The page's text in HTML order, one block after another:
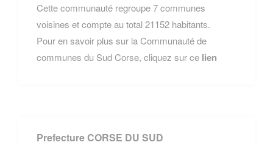
Cette communauté regroupe 7 communes
voisines et compte au total 21152 habitants.
Pour en savoir plus sur la Communauté de
communes du Sud Corse, cliquez sur ce lien
Prefecture CORSE DU SUD